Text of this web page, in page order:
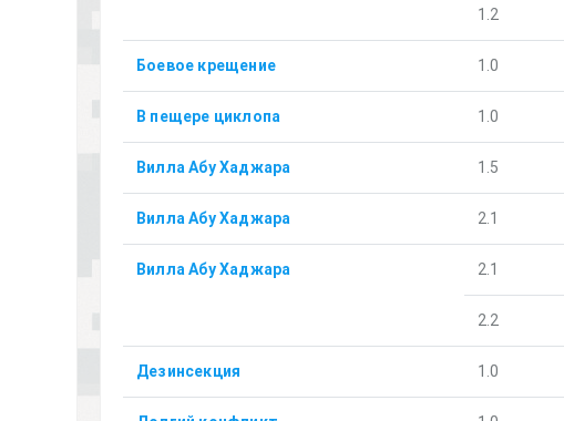
1.2
Боевое крещение 1.0
В пещере циклопа 1.0
Вилла Абу Хаджара 1.5
Вилла Абу Хаджара 2.1
Вилла Абу Хаджара 2.1
2.2
Дезинсекция 1.0